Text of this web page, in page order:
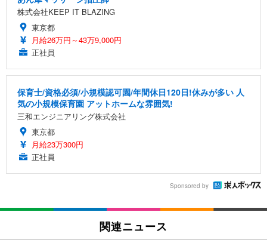
株式会社KEEP IT BLAZING
東京都
月給26万円～43万9,000円
正社員
保育士/資格必須/小規模認可園/年間休日120日!休みが多い 人
気の小規模保育園 アットホームな雰囲気!
三和エンジニアリング株式会社
東京都
月給23万300円
正社員
Sponsored by
関連ニュース